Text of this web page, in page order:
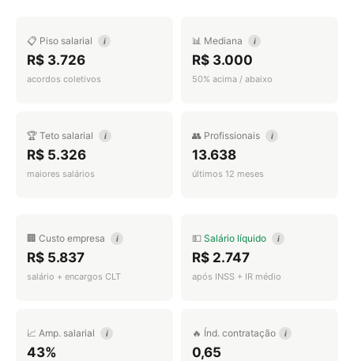
📋 Piso salarial i
R$ 3.726
acordos coletivos
📊 Mediana i
R$ 3.000
50% acima / abaixo
🏆 Teto salarial i
R$ 5.326
maiores salários
👥 Profissionais i
13.638
últimos 12 meses
🏢 Custo empresa i
R$ 5.837
salário + encargos CLT
💵 Salário líquido i
R$ 2.747
após INSS + IR médio
📈 Amp. salarial i
43%
🔥 Índ. contratação i
0,65